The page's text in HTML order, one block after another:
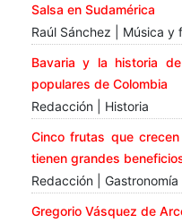
Salsa en Sudamérica
Raúl Sánchez | Música y
Bavaria y la historia
populares de Colombia
Redacción | Historia
Cinco frutas que
tienen grandes
Redacción | Gastronomía
Gregorio Vásquez de